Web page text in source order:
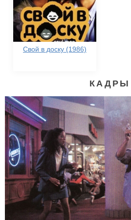
Свой в доску (1986)
КАДРЫ